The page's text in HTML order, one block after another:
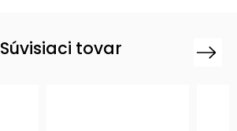
Súvisiaci tovar Next